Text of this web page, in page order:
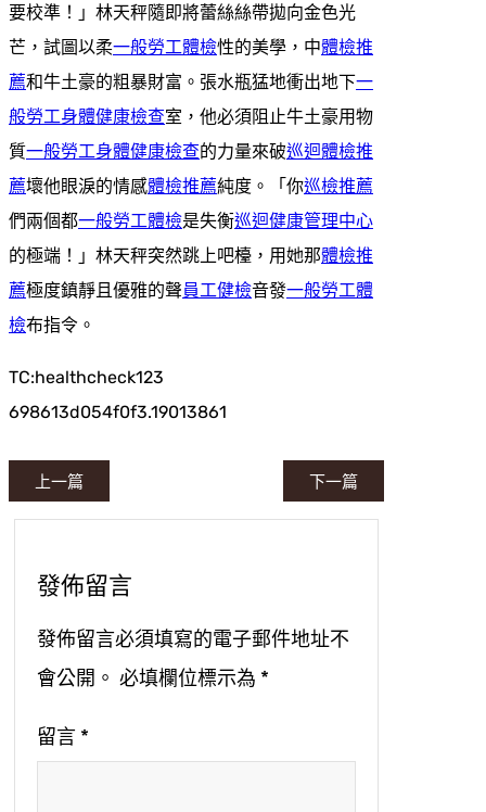
要校準！」林天秤隨即將蕾絲絲帶拋向金色光
芒，試圖以柔一般勞工體檢性的美學，中體檢推
薦和牛土豪的粗暴財富。張水瓶猛地衝出地下一
般勞工身體健康檢查室，他必須阻止牛土豪用物
質一般勞工身體健康檢查的力量來破巡迴體檢推
薦壞他眼淚的情感體檢推薦純度。「你巡檢推薦
們兩個都一般勞工體檢是失衡巡迴健康管理中心
的極端！」林天秤突然跳上吧檯，用她那體檢推
薦極度鎮靜且優雅的聲員工健檢音發一般勞工體
檢布指令。
TC:healthcheck123
698613d054f0f3.19013861
上一篇 下一篇
發佈留言
發佈留言必須填寫的電子郵件地址不
會公開。 必填欄位標示為 *
留言 *